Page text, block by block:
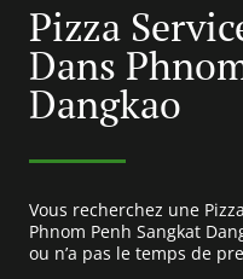
Pizza
Dans
Dangkao
Vous recherchez une
Phnom Penh Sangkat
ou n’a pas le temps de